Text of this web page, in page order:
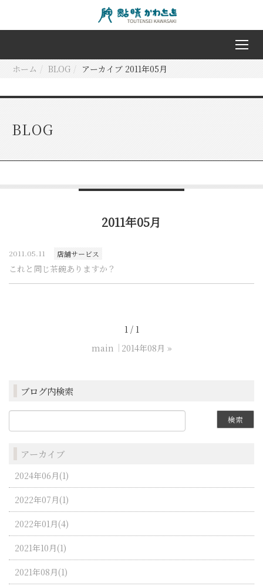
ホーム BLOG アーカイブ 2011年05月
BLOG
2011年05月
2011.05.11 店舗サービス
これと同じ茶碗ありますか？
1 / 1
main
2014年08月 »
ブログ内検索
アーカイブ
2024年06月(1)
2022年07月(1)
2022年01月(4)
2021年10月(1)
2021年08月(1)